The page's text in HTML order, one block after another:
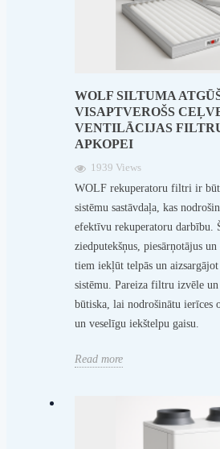
WOLF SILTUMA
VISAPTVEROŠS
VENTILĀCIJAS
APKOPEI
1939 Views
WOLF rekuperatoru filtri ir
sistēmu sastāvdaļa, kas
efektīvu rekuperatoru darbību.
ziedputekšņus, piesārņotājus
tiem iekļūt telpās un
sistēmu. Pareiza filtru izvēle
būtiska, lai nodrošinātu ierīces
un veselīgu iekštelpu gaisu.
Read more